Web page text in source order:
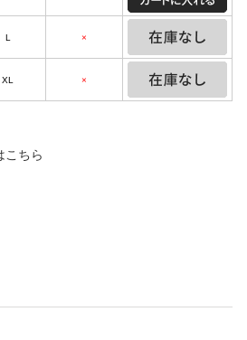
L ×
XL ×
こちら